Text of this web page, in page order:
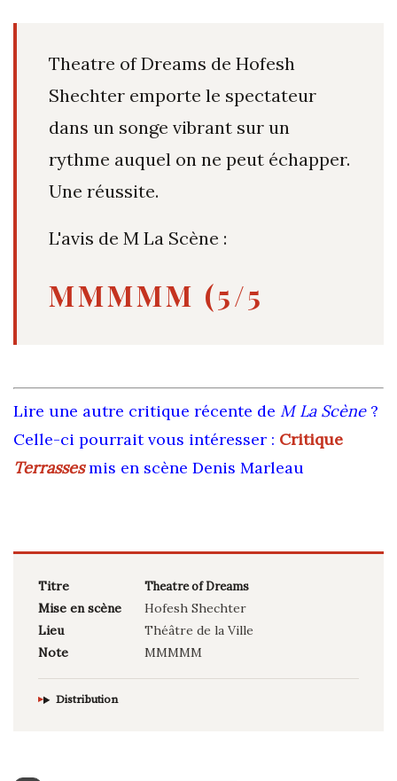
Theatre of Dreams de Hofesh
Shechter emporte le spectateur
dans un songe vibrant sur un
rythme auquel on ne peut échapper.
Une réussite.
L'avis de M La Scène :
MMMMM (5/5
Lire une autre critique récente de M La Scène?
Celle-ci pourrait vous intéresser : Critique
Terrasses mis en scène Denis Marleau
Titre Theatre of Dreams
Mise en scène
Hofesh Shechter
Lieu
Théâtre de la Ville
Note
MMMMM
Distribution